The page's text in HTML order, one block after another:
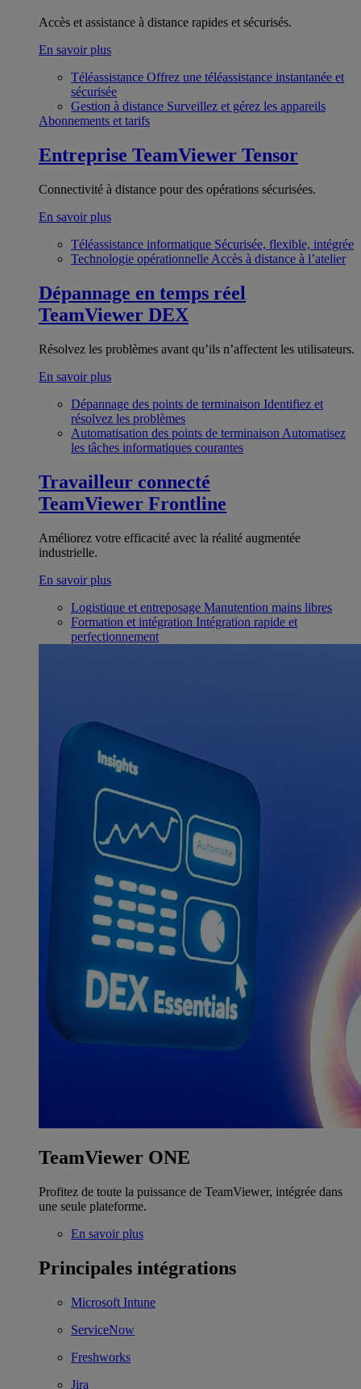
Accès et assistance à distance rapides et sécurisés.
En savoir plus
Téléassistance Offrez une téléassistance instantanée et
sécurisée
Gestion à distance Surveillez et gérez les appareils
Abonnements et tarifs
Entreprise TeamViewer Tensor
Connectivité à distance pour des opérations sécurisées.
En savoir plus
Téléassistance informatique Sécurisée, flexible, intégrée
Technologie opérationnelle Accès à distance à l’atelier
Dépannage en temps réel
TeamViewer DEX
Résolvez les problèmes avant qu’ils n’affectent les utilisateurs.
En savoir plus
Dépannage des points de terminaison Identifiez et
résolvez les problèmes
Automatisation des points de terminaison Automatisez
les tâches informatiques courantes
Travailleur connecté
TeamViewer Frontline
Améliorez votre efficacité avec la réalité augmentée
industrielle.
En savoir plus
Logistique et entreposage Manutention mains libres
Formation et intégration Intégration rapide et
perfectionnement
TeamViewer ONE
Profitez de toute la puissance de TeamViewer, intégrée dans
une seule plateforme.
En savoir plus
Principales intégrations
Microsoft Intune
ServiceNow
Freshworks
Jira